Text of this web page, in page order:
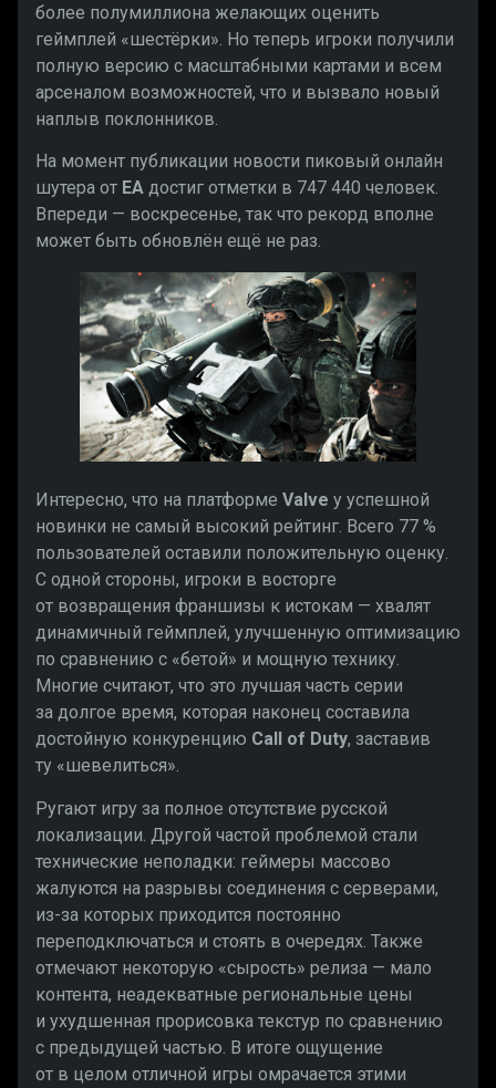
более полумиллиона желающих оценить
геймплей «шестёрки». Но теперь игроки получили
полную версию с масштабными картами и всем
арсеналом возможностей, что и вызвало новый
наплыв поклонников.
На момент публикации новости пиковый онлайн
шутера от EA достиг отметки в 747 440 человек.
Впереди — воскресенье, так что рекорд вполне
может быть обновлён ещё не раз.
Интересно, что на платформе Valve у успешной
новинки не самый высокий рейтинг. Всего 77 %
пользователей оставили положительную оценку.
С одной стороны, игроки в восторге
от возвращения франшизы к истокам — хвалят
динамичный геймплей, улучшенную оптимизацию
по сравнению с «бетой» и мощную технику.
Многие считают, что это лучшая часть серии
за долгое время, которая наконец составила
достойную конкуренцию Call of Duty, заставив
ту «шевелиться».
Ругают игру за полное отсутствие русской
локализации. Другой частой проблемой стали
технические неполадки: геймеры массово
жалуются на разрывы соединения с серверами,
из-за которых приходится постоянно
переподключаться и стоять в очередях. Также
отмечают некоторую «сырость» релиза — мало
контента, неадекватные региональные цены
и ухудшенная прорисовка текстур по сравнению
с предыдущей частью. В итоге ощущение
от в целом отличной игры омрачается этими